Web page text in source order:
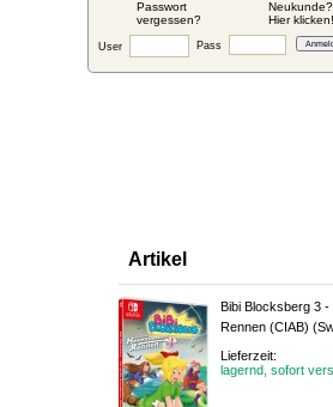
Passwort
vergessen?
Neukunde?
Hier klicken!
User Pass
Artikel
Bibi Blocksberg 3 -
Rennen (CIAB)
Lieferzeit:
lagernd, sofort